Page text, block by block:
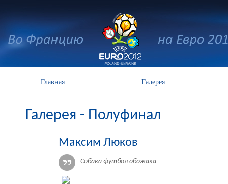
Главная Галерея
Галерея - Полуфинал
Максим Люков
Собака футбол обожака